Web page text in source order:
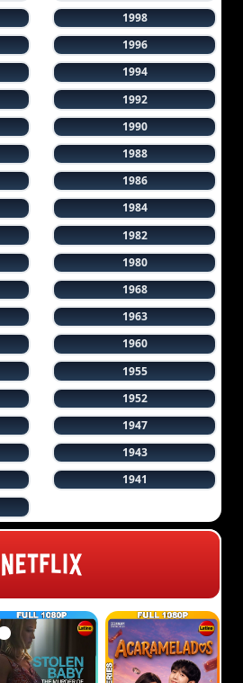
1998
1996
1994
1992
1990
1988
1986
1984
1982
1980
1968
1963
1960
1955
1952
1947
1943
1941